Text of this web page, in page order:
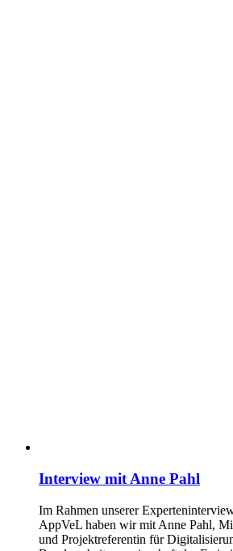
Interview mit Anne Pahl
Im Rahmen unserer
AppVeL haben wir mit Anne Pahl,
und Projektreferentin für